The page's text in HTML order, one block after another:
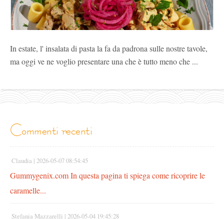
In estate, l' insalata di pasta la fa da padrona sulle nostre tavole,
ma oggi ve ne voglio presentare una che è tutto meno che ...
commenti recenti
Claudia | 2026-05-07 08:54:45
Gummygenix.com In questa pagina ti spiega come ricoprire le
caramelle...
Stefania Mazzarelli | 2026-05-04 19:45:28